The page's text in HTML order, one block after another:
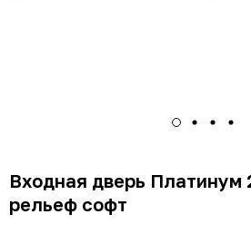
Входная дверь Платинум
рельеф софт